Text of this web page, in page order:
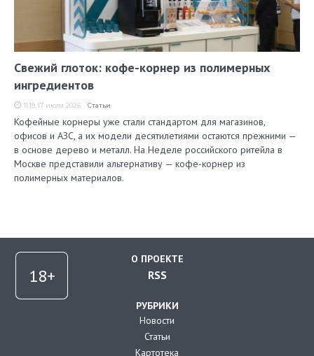
Свежий глоток: кофе-корнер из полимерных
ингредиентов
11:19, 17 июля 2026 Статьи
Кофейные корнеры уже стали стандартом для магазинов,
офисов и АЗС, а их модели десятилетиями остаются прежними —
в основе дерево и металл. На Неделе российского ритейла в
Москве представили альтернативу — кофе-корнер из
полимерных материалов.
О ПРОЕКТЕ
RSS
РУБРИКИ
Новости
Статьи
Картотека